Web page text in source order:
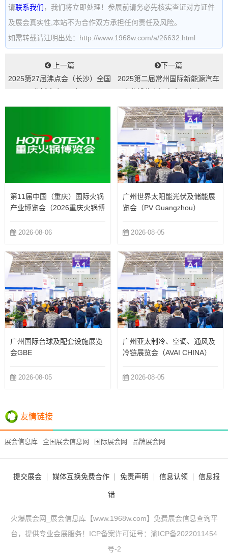
请联系我们 ，我们将立即处理！参展前请务必先核实查证对方证件
及展会真实性,本站不为合作双方承担任何责任及风险。
如需转载请注明出处：http://www.1968w.com/a/26632.html
上一篇
2025第27届沸点会（长沙）全国
下一篇
2025第二届常州国际新能源汽车
第11届中国（重庆）国际火锅
产业博览会（2026重庆火锅博
2026-08-06
广州世界太阳能光伏及储能展
览会（PV Guangzhou）
2026-08-05
广州国际台球及配套设施展览
会GBE
2026-08-05
广州亚太制冷、空调、通风及
冷链展览会（AVAI CHINA）
2026-08-05
友情链接
展会信息库 全国展会信息网 国际展会网 品牌展会网
提交展会 媒体互换免费合作 免责声明 信息认领 信息报
错
火爆展会网_展会信息库【www.1968w.com】免费展会信息查询平
台，提供专业会展服务！ICP备案许可证号： 渝ICP备2022011454
号-2